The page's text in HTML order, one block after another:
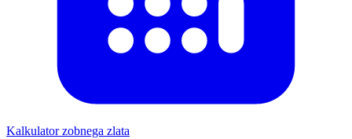
Kalkulator zobnega zlata